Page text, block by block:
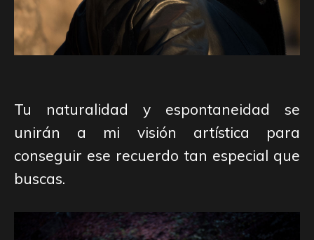
Tu naturalidad y espontaneidad se
unirán a mi visión artística para
conseguir ese recuerdo tan especial que
buscas.